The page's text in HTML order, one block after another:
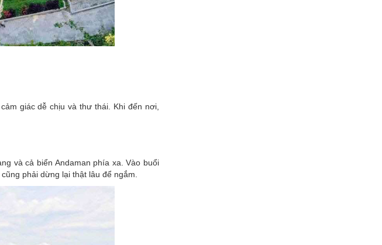
giác dễ chịu và thư thái. Khi đến nơi,
và cả biển Andaman phía xa. Vào buổi
phải dừng lại thật lâu để ngắm.